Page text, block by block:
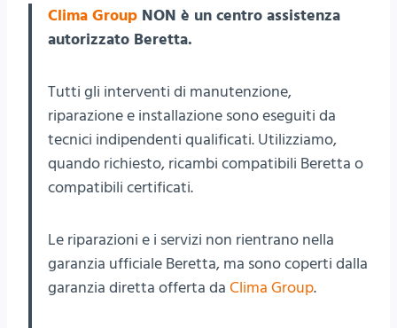
Clima Group NON è un centro assistenza
autorizzato Beretta.
Tutti gli interventi di manutenzione,
riparazione e installazione sono eseguiti da
tecnici indipendenti qualificati. Utilizziamo,
quando richiesto, ricambi compatibili Beretta o
compatibili certificati.
Le riparazioni e i servizi non rientrano nella
garanzia ufficiale Beretta, ma sono coperti dalla
garanzia diretta offerta da Clima Group.